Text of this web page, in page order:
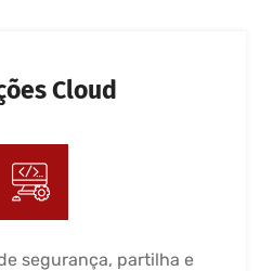
Cloud
segurança, partilha e